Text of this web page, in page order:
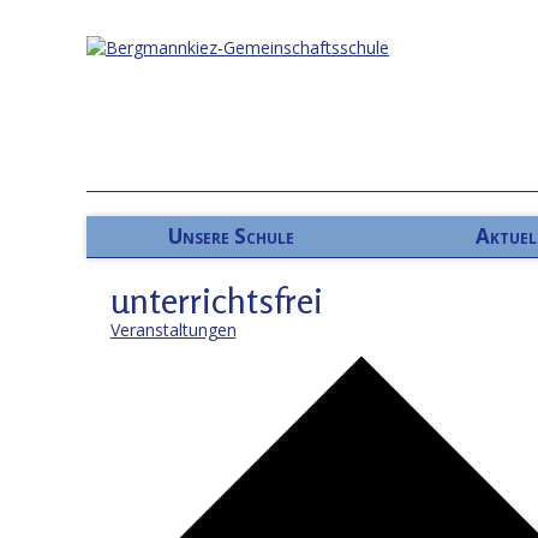
Unsere Schule
unterrichtsfrei
Veranstaltungen